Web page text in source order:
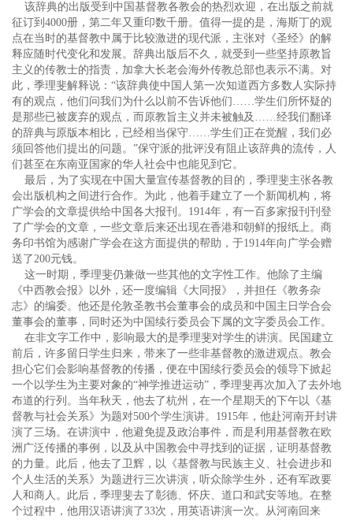
该辞典的出版受到中国基督教各教会的热烈欢迎，在出版之前就
征订到4000册，第二年又重印数千册。值得一提的是，海斯丁的观
点在当时的基督教中属于比较激进的现代派，主张对《圣经》的解
释应随时代变化和发展。辞典出版后不久，就受到一些坚持原教旨
主义的传教士的指责，加拿大长老会海外传教总部也表示不满。对
此，季理斐解释说：“该辞典使中国人第一次知道西方多数人实际持
有的观点，他们问我们为什么以前不告诉他们……学生们所怀疑的
是那些已被废弃的观点，而原教旨主义并未被触及……经我们翻译
的辞典与原版本相比，已经相当保守……学生们正在觉醒，我们必
须回答他们提出的问题。”保守派的批评没有阻止该辞典的流传，人
们甚至在东南亚国家的华人社会中也能见到它。
最后，为了实现在中国大量宣传基督教的目的，季理斐主张各教
会出版机构之间进行合作。为此，他着手建立了一个新闻机构，将
广学会的文章提供给中国各大报刊。1914年，有一百多家报刊刊登
了广学会的文章，一些文章后来还出现在香港和朝鲜的报纸上。商
务印书馆为感谢广学会在这方面提供的帮助，于1914年向广学会赠
送了200元钱。
这一时期，季理斐仍兼做一些其他的文字性工作。他除了主编
《中西教会报》以外，还一度编辑《大同报》，并担任《教务杂
志》的编委。他还是伦敦圣教书会董事会的成员和中国主日学合会
董事会的董事，同时还为中国续行委员会下属的文字委员会工作。
在非文字工作中，影响最大的是季理斐对学生的讲演。民国建立
前后，许多留日学生归来，带来了一些非基督教的激进观点。教会
担心它们会影响基督教的传播，便在中国续行委员会的领导下掀起
一个以学生为主要对象的“神学推进运动”，季理斐再次加入了去外地
布道的行列。当年秋天，他去了杭州，在一个星期天的下午以《基
督教与社会关系》为题对500个学生演讲。1915年，他赴河南开封讲
演了三场。在讲演中，他避免提及政治事件，而是利用基督教在欧
洲广泛传播的事例，以及从中国教会中寻找到的证据，证明基督教
的力量。此后，他去了卫辉，以《基督教与民族主义、社会进步和
个人生活的关系》为题进行三次讲演，听众除学生外，还有军政要
人和商人。此后，季理斐去了彰德、怀庆、道口和武安等地。在整
个过程中，他用汉语讲演了33次，用英语讲演一次。从河南回来